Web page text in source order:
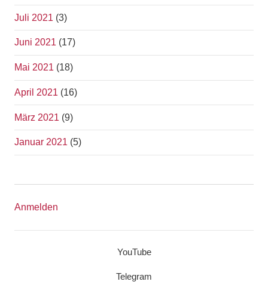
Juli 2021 (3)
Juni 2021 (17)
Mai 2021 (18)
April 2021 (16)
März 2021 (9)
Januar 2021 (5)
Anmelden
YouTube
Telegram